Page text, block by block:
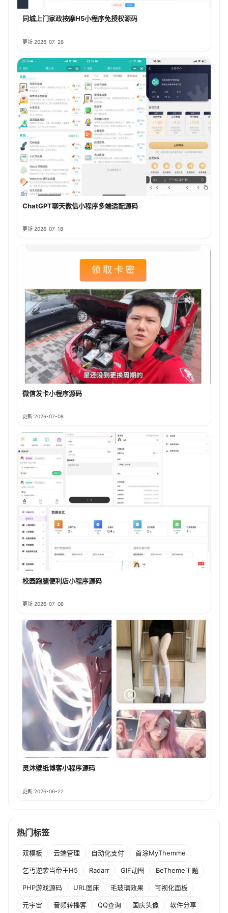
同城上门家政按摩H5小程序免授权源码
更新 2026-07-26
ChatGPT聊天微信小程序多端适配源码
更新 2026-07-18
微信发卡小程序源码
更新 2026-07-08
校园跑腿便利店小程序源码
更新 2026-07-08
灵沐壁纸博客小程序源码
更新 2026-06-22
热门标签
双模板 云端管理 自动化支付 首涂MyThemme
乞丐逆袭当帝王H5 Radarr GIF动图 BeTheme主题
PHP游戏源码 URL图床 毛玻璃效果 可视化面板
元宇宙 音频转播客 QQ查询 国庆头像 软件分享